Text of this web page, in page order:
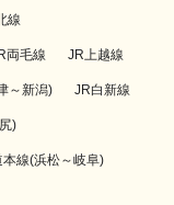
線
両毛線 JR上越線
～新潟) JR白新線
)
線(浜松～岐阜)